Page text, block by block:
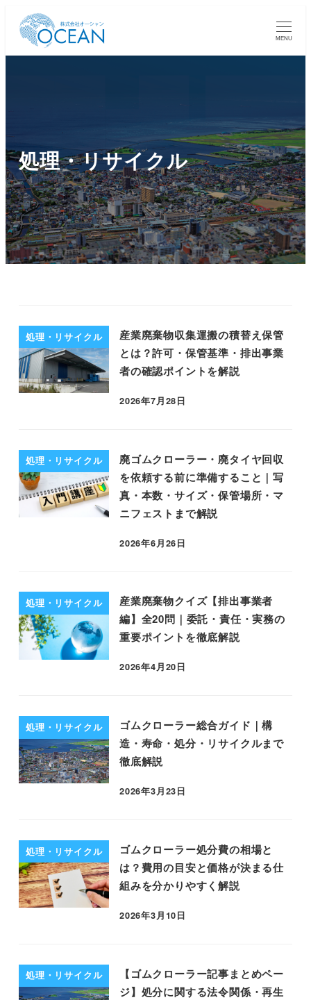
MENU
処理・リサイクル
処理・リサイクル
産業廃棄物収集運搬の積替え保管
とは？許可・保管基準・排出事業
者の確認ポイントを解説
2026年7月28日
処理・リサイクル
廃ゴムクローラー・廃タイヤ回収
を依頼する前に準備すること｜写
真・本数・サイズ・保管場所・マ
ニフェストまで解説
2026年6月26日
処理・リサイクル
産業廃棄物クイズ【排出事業者
編】全20問｜委託・責任・実務の
重要ポイントを徹底解説
2026年4月20日
処理・リサイクル
ゴムクローラー総合ガイド｜構
造・寿命・処分・リサイクルまで
徹底解説
2026年3月23日
処理・リサイクル
ゴムクローラー処分費の相場と
は？費用の目安と価格が決まる仕
組みを分かりやすく解説
2026年3月10日
処理・リサイクル
【ゴムクローラー記事まとめペー
ジ】処分に関する法令関係・再生